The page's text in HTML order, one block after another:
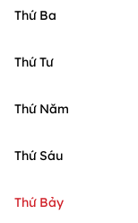
Thứ Ba
Thứ Tư
Thứ Năm
Thứ Sáu
Thứ Bảy